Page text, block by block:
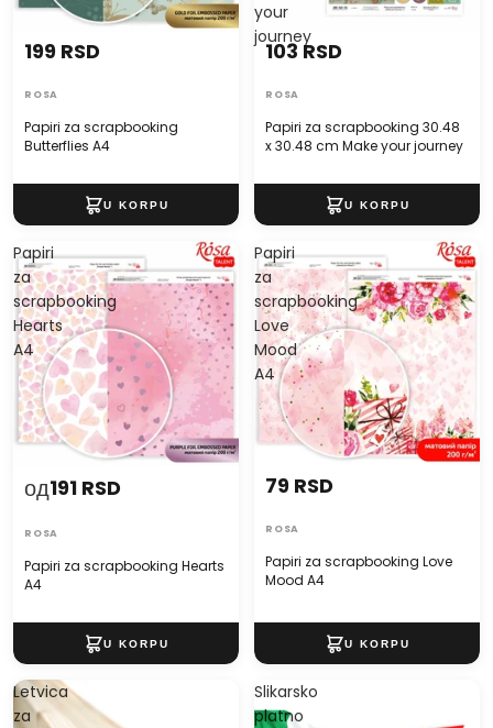
Papiri za scrapbooking
Butterflies A4
199 RSD
ROSA
your
journey
Papiri za scrapbooking 30.48
x 30.48 cm Make your journey
103 RSD
ROSA
Papiri
za
scrapbooking
Hearts
A4
Papiri za scrapbooking Hearts
A4
од191 RSD
ROSA
Papiri
za
scrapbooking
Love
Mood
A4
Papiri za scrapbooking Love
Mood A4
79 RSD
ROSA
Letvica
za
Slikarsko
platno